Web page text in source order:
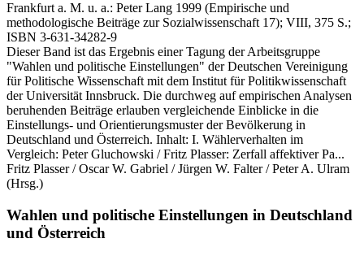
Frankfurt a. M. u. a.: Peter Lang 1999 (Empirische und
methodologische Beiträge zur Sozialwissenschaft 17); VIII, 375 S.;
ISBN 3-631-34282-9
Dieser Band ist das Ergebnis einer Tagung der Arbeitsgruppe
"Wahlen und politische Einstellungen" der Deutschen Vereinigung
für Politische Wissenschaft mit dem Institut für Politikwissenschaft
der Universität Innsbruck. Die durchweg auf empirischen Analysen
beruhenden Beiträge erlauben vergleichende Einblicke in die
Einstellungs- und Orientierungsmuster der Bevölkerung in
Deutschland und Österreich. Inhalt: I. Wählerverhalten im
Vergleich: Peter Gluchowski / Fritz Plasser: Zerfall affektiver Pa...
Fritz Plasser / Oscar W. Gabriel / Jürgen W. Falter / Peter A. Ulram
(Hrsg.)
Wahlen und politische Einstellungen in Deutschland
und Österreich